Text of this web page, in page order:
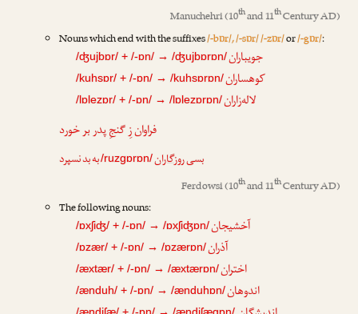
Manuchehri(10thand 11thCentury AD)
Nouns which end with the suffixes/-bɒr/, /-sɒr/ /-zɒr/or/-gɒr/:
/ʤujbɒr/ + /-ɒn/ → /ʤujbɒrɒn/جویباران
/kuhsɒr/ + /-ɒn/ → /kuhsɒrɒn/کوهساران
/lɒlezɒr/ + /-ɒn/ → /lɒlezɒrɒn/لاله‌زاران
فراوان زِ گنجِ پدر بر خورد
بسیروزگاران/ruzgɒrɒn/به بد نسپرد
Ferdowsi(10thand 11thCentury AD)
The following nouns:
/ɒxʃiʤ/ + /-ɒn/ → /ɒxʃiʤɒn/آخشیجان
/ɒzær/ + /-ɒn/ → /ɒzærɒn/آذران
/æxtær/ + /-ɒn/ → /æxtærɒn/اختران
/ænduh/ + /-ɒn/ → /ænduhɒn/اندوهان